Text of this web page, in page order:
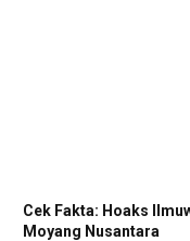
Cek Fakta: Hoaks
Moyang Nusantara